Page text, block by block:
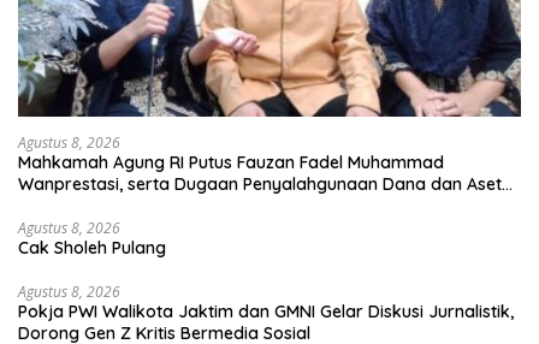
Agustus 8, 2026
Mahkamah Agung RI Putus Fauzan Fadel Muhammad
Wanprestasi, serta Dugaan Penyalahgunaan Dana dan Aset
Agustus 8, 2026
Cak Sholeh Pulang
Agustus 8, 2026
Pokja PWI Walikota Jaktim dan GMNI Gelar Diskusi Jurnalistik,
Dorong Gen Z Kritis Bermedia Sosial